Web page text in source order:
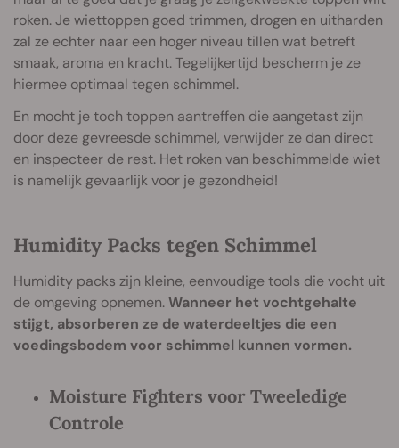
roken. Je wiettoppen goed trimmen, drogen en uitharden
zal ze echter naar een hoger niveau tillen wat betreft
smaak, aroma en kracht. Tegelijkertijd bescherm je ze
hiermee optimaal tegen schimmel.
En mocht je toch toppen aantreffen die aangetast zijn
door deze gevreesde schimmel, verwijder ze dan direct
en inspecteer de rest. Het roken van beschimmelde wiet
is namelijk gevaarlijk voor je gezondheid!
Humidity Packs tegen Schimmel
Humidity packs zijn kleine, eenvoudige tools die vocht uit
de omgeving opnemen.Wanneer het vochtgehalte
stijgt, absorberen ze de waterdeeltjes die een
voedingsbodem voor schimmel kunnen vormen.
Moisture Fighters voor Tweeledige
Controle